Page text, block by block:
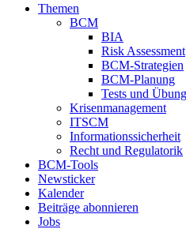
Themen
BCM
BIA
Risk Assessment
BCM-Strategien
BCM-Planung
Tests und
Krisenmanagement
ITSCM
Informationssicherheit
Recht und Regulatorik
BCM-Tools
Newsticker
Kalender
Beiträge abonnieren
Jobs